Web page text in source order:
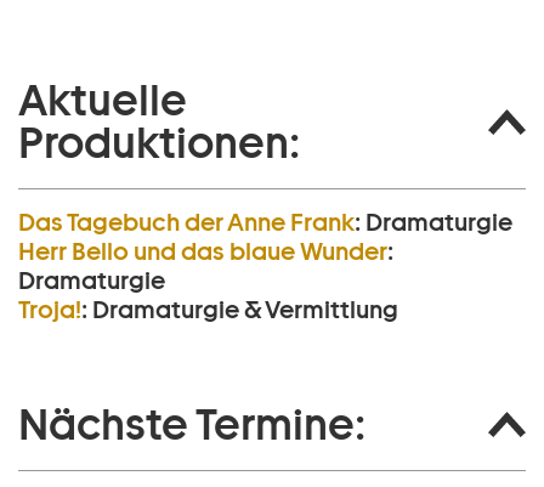
Aktuelle
Produktionen:
Das Tagebuch der Anne Frank: Dramaturgie
Herr Bello und das blaue Wunder:
Dramaturgie
Troja!: Dramaturgie & Vermittlung
Nächste Termine: